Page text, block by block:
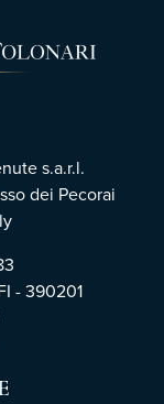
s.a.r.l.
dei Pecorai
- 390201